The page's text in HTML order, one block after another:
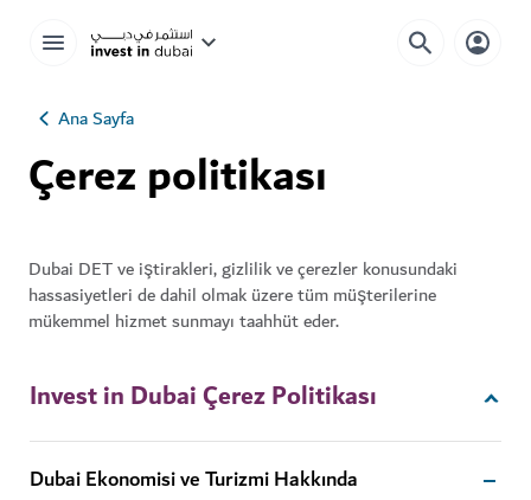
Ana Sayfa
Çerez politikası
Dubai DET ve iştirakleri, gizlilik ve çerezler konusundaki
hassasiyetleri de dahil olmak üzere tüm müşterilerine
mükemmel hizmet sunmayı taahhüt eder.
Invest in Dubai Çerez Politikası
Dubai Ekonomisi ve Turizmi Hakkında